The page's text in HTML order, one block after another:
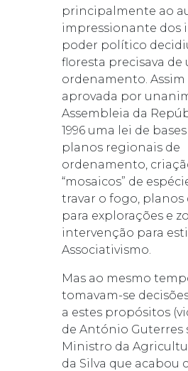
principalmente ao
impressionante dos
poder político
floresta precisava de
ordenamento. Assim
aprovada por
Assembleia da
1996 uma lei de
planos regionais de
ordenamento,
“mosaicos” de
travar o fogo, planos
para explorações e
intervenção para
Associativismo.
Mas ao mesmo
tomavam-se
a estes propósitos
de António Guterres
Ministro da
da Silva que acabou